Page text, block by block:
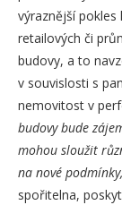
výraznější pokles
retailových či
budovy, a to
v souvislosti s
nemovitost v
budovy bude
mohou sloužit
na nové
spořitelna,